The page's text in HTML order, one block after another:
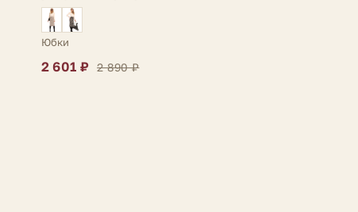
фиолетовая Ria
Юбки
2 601 ₽ 2 890 ₽